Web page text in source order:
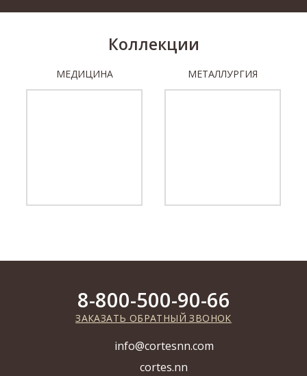
Коллекции
МЕДИЦИНА МЕТАЛЛУРГИЯ
8-800-500-90-66
ЗАКАЗАТЬ ОБРАТНЫЙ ЗВОНОК
info@cortesnn.com
cortes.nn